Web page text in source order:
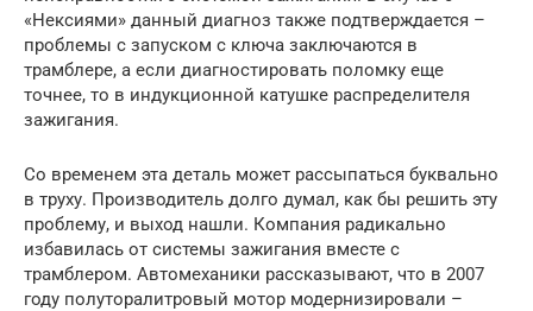
«Нексиями» данный диагноз также подтверждается –
проблемы с запуском с ключа заключаются в
трамблере, а если диагностировать поломку еще
точнее, то в индукционной катушке распределителя
зажигания.
Со временем эта деталь может рассыпаться буквально
в труху. Производитель долго думал, как бы решить эту
проблему, и выход нашли. Компания радикально
избавилась от системы зажигания вместе с
трамблером. Автомеханики рассказывают, что в 2007
году полуторалитровый мотор модернизировали –